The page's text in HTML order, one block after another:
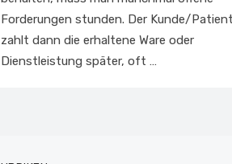
Forderungen stunden. Der Kunde/
zahlt dann die erhaltene Ware oder
Dienstleistung später, oft …